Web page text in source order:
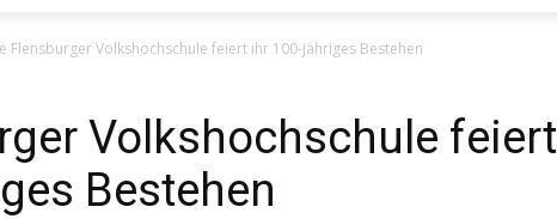
Flensburger Volkshochschule feiert ihr 100-jähriges Bestehen
Volkshochschule feiert
Bestehen